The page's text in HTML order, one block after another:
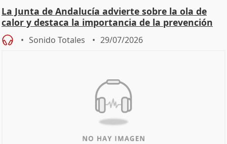
La Junta de Andalucía advierte sobre la ola de
calor y destaca la importancia de la prevención
Sonido Totales 29/07/2026